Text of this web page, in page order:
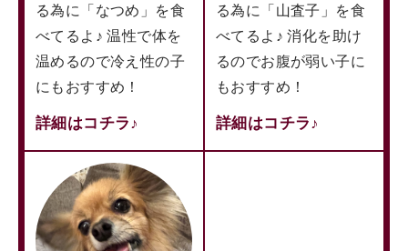
る為に「なつめ」を食
べてるよ♪ 温性で体を
温めるので冷え性の子
にもおすすめ！
詳細はコチラ♪
る為に「山査子」を食
べてるよ♪ 消化を助け
るのでお腹が弱い子に
もおすすめ！
詳細はコチラ♪